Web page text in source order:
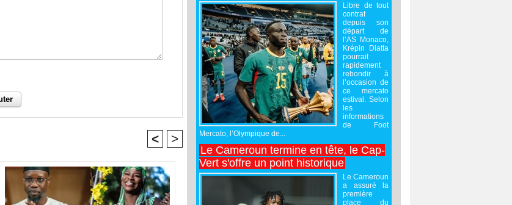
< >
Libre de tout
contrat
depuis son
départ de
l’AS Monaco,
Krépin Diatta
pourrait
rapidement
rebondir à
l’occasion de
ce mercato
estival. Selon
les
informations
de Foot
Mercato, l’Olympique de...
Le Cameroun termine en tête, le Cap-
Vert s'offre un point historique
Le Cameroun
a assuré la
première
place du